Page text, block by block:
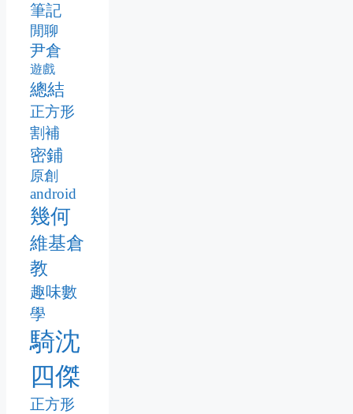
筆記
閒聊
尹倉
遊戲
總結
正方形
割補
密鋪
原創
android
幾何
維基倉
教
趣味數
學
騎沈
四傑
正方形